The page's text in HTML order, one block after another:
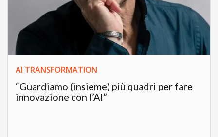
AI TRANSFORMATION
“Guardiamo (insieme) più quadri per fare
innovazione con l’AI”